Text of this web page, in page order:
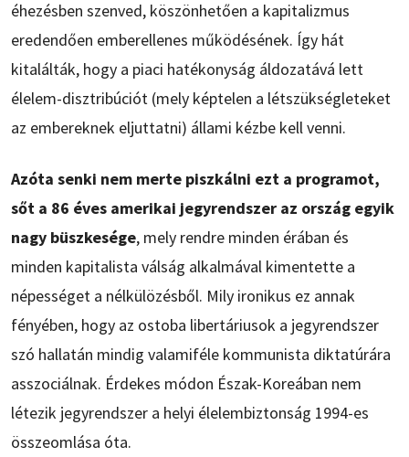
éhezésben szenved, köszönhetően a kapitalizmus
eredendően emberellenes működésének. Így hát
kitalálták, hogy a piaci hatékonyság áldozatává lett
élelem-disztribúciót (mely képtelen a létszükségleteket
az embereknek eljuttatni) állami kézbe kell venni.
Azóta senki nem merte piszkálni ezt a programot,
sőt a 86 éves amerikai jegyrendszer az ország egyik
nagy büszkesége, mely rendre minden érában és
minden kapitalista válság alkalmával kimentette a
népességet a nélkülözésből. Mily ironikus ez annak
fényében, hogy az ostoba libertáriusok a jegyrendszer
szó hallatán mindig valamiféle kommunista diktatúrára
asszociálnak. Érdekes módon Észak-Koreában nem
létezik jegyrendszer a helyi élelembiztonság 1994-es
összeomlása óta.